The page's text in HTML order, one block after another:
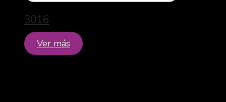
3016
Ver más